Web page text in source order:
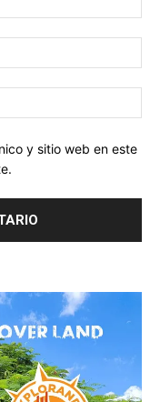
y sitio web en este